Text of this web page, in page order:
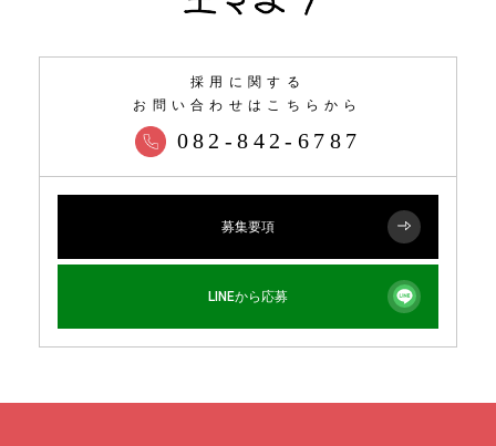
採用に関する
お問い合わせはこちらから
082-842-6787
募集要項
LINEから応募